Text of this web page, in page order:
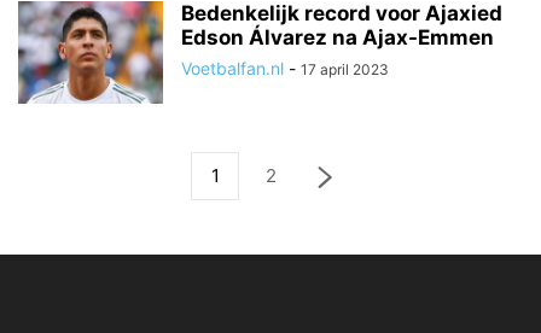
Bedenkelijk record voor Ajaxied
Edson Álvarez na Ajax-Emmen
Voetbalfan.nl - 17 april 2023
1 2